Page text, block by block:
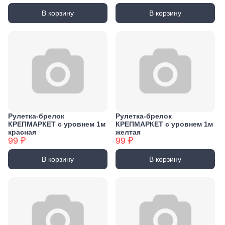
В корзину В корзину
Рулетка-брелок
КРЕПМАРКЕТ с уровнем 1м
красная
99 ₽
В корзину
Рулетка-брелок
КРЕПМАРКЕТ с уровнем 1м
желтая
99 ₽
В корзину